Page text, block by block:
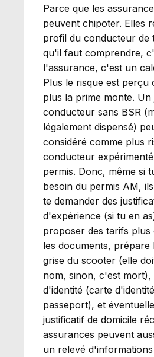
Parce que les
peuvent chipoter. Elles
profil du conducteur de
qu'il faut comprendre,
l'assurance, c'est un
Plus le risque est perçu
plus la prime monte. Un
conducteur sans BSR
légalement dispensé)
considéré comme plus
conducteur
permis. Donc, même si
besoin du permis AM,
te demander des
d'expérience (si tu en
proposer des tarifs plus
les documents, prépare
grise du scooter (elle
nom, sinon, c'est mort),
d'identité (carte
passeport), et
justificatif de domicile
assurances peuvent
un relevé